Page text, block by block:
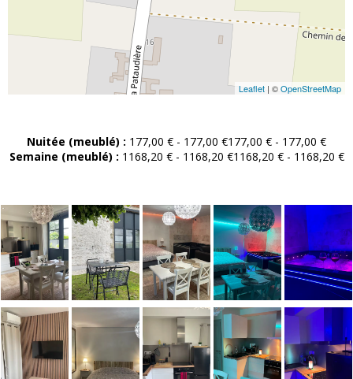
Leaflet | ©OpenStreetMap
Nuitée (meublé) : 177,00 € - 177,00 €177,00 € - 177,00 €
Semaine (meublé) : 1168,20 € - 1168,20 €1168,20 € - 1168,20 €